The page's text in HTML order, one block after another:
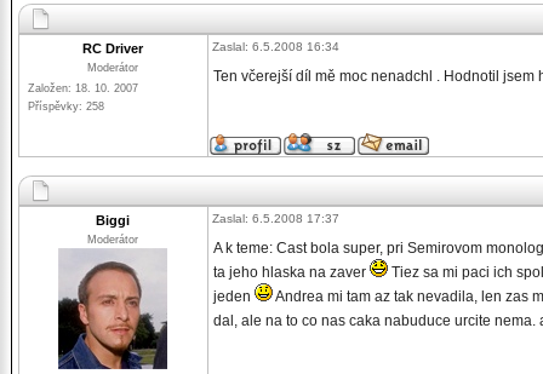
RC Driver
Moderátor
Založen: 18. 10. 2007
Příspěvky: 258
Zaslal: 6.5.2008 16:34
Ten včerejší díl mě moc nenadchl . Hodnotil
Biggi
Moderátor
Zaslal: 6.5.2008 17:37
A k teme: Cast bola super, pri Semirovom
ta jeho hlaska na zaver
Tiez sa mi paci ich
jeden
Andrea mi tam az tak nevadila, len zas
dal, ale na to co nas caka nabuduce urcite nema.